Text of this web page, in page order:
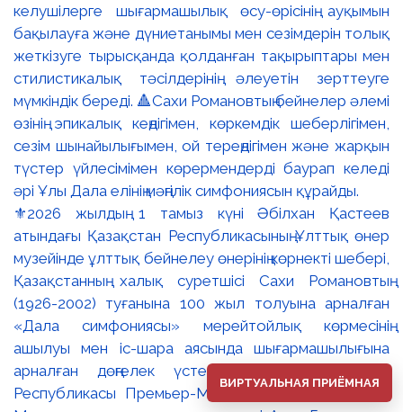
⚜️2026 жылдың 1 тамыз күні Әбілхан Қастеев
атындағы Қазақстан Республикасының Ұлттық өнер
музейінде ұлттық бейнелеу өнерінің көрнекті шебері,
Қазақстанның халық суретшісі Сахи Романовтың
(1926-2002) туғанына 100 жыл толуына арналған
«Дала симфониясы» мерейтойлық көрмесінің
ашылуы мен іс-шара аясында шығармашылығына
арналған дөңгелек үстел өтті. 🔹Қазақстан
Республикасы Премьер-Министрінің орынбасары –
ВИРТУАЛЬНАЯ ПРИЁМНАЯ